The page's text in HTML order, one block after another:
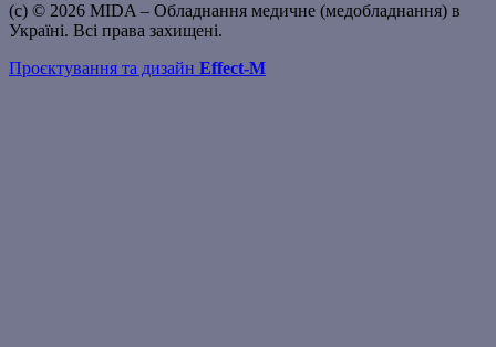
(c) © 2026 MIDA – Обладнання медичне (медобладнання) в
Україні. Всі права захищені.
Проєктування та дизайн Effect-M